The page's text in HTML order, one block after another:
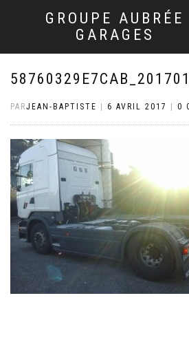
GROUPE AUBRÉE
GARAGES
PARJEAN-BAPTISTE 6 AVRIL 2017 0